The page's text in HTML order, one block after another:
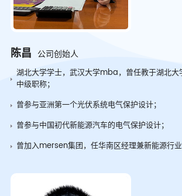
陈昌 公司创始人
湖北大学学士，武汉大学mba，曾任教于湖北大
中级职称；
曾参与亚洲第一个光伏系统电气保护设计；
曾参与中国初代新能源汽车的电气保护设计；
曾加入mersen集团，任华南区经理兼新能源行业